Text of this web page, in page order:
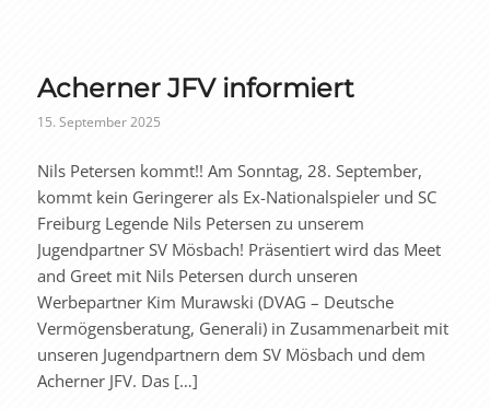
Acherner JFV informiert
15. September 2025
Nils Petersen kommt!! Am Sonntag, 28. September,
kommt kein Geringerer als Ex-Nationalspieler und SC
Freiburg Legende Nils Petersen zu unserem
Jugendpartner SV Mösbach! Präsentiert wird das Meet
and Greet mit Nils Petersen durch unseren
Werbepartner Kim Murawski (DVAG – Deutsche
Vermögensberatung, Generali) in Zusammenarbeit mit
unseren Jugendpartnern dem SV Mösbach und dem
Acherner JFV. Das […]